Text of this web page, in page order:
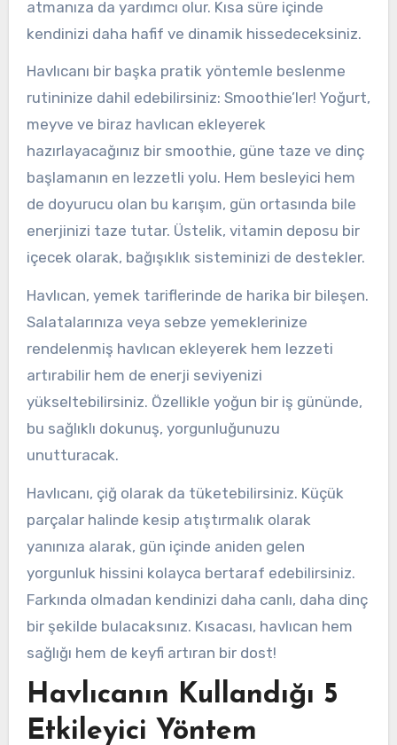
atmanıza da yardımcı olur. Kısa süre içinde
kendinizi daha hafif ve dinamik hissedeceksiniz.
Havlıcanı bir başka pratik yöntemle beslenme
rutininize dahil edebilirsiniz: Smoothie’ler! Yoğurt,
meyve ve biraz havlıcan ekleyerek
hazırlayacağınız bir smoothie, güne taze ve dinç
başlamanın en lezzetli yolu. Hem besleyici hem
de doyurucu olan bu karışım, gün ortasında bile
enerjinizi taze tutar. Üstelik, vitamin deposu bir
içecek olarak, bağışıklık sisteminizi de destekler.
Havlıcan, yemek tariflerinde de harika bir bileşen.
Salatalarınıza veya sebze yemeklerinize
rendelenmiş havlıcan ekleyerek hem lezzeti
artırabilir hem de enerji seviyenizi
yükseltebilirsiniz. Özellikle yoğun bir iş gününde,
bu sağlıklı dokunuş, yorgunluğunuzu
unutturacak.
Havlıcanı, çiğ olarak da tüketebilirsiniz. Küçük
parçalar halinde kesip atıştırmalık olarak
yanınıza alarak, gün içinde aniden gelen
yorgunluk hissini kolayca bertaraf edebilirsiniz.
Farkında olmadan kendinizi daha canlı, daha dinç
bir şekilde bulacaksınız. Kısacası, havlıcan hem
sağlığı hem de keyfi artıran bir dost!
Havlıcanın Kullandığı 5
Etkileyici Yöntem